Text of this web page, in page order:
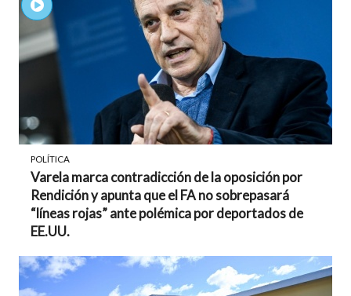
POLÍTICA
Varela marca contradicción de la oposición por
Rendición y apunta que el FA no sobrepasará
“líneas rojas” ante polémica por deportados de
EE.UU.